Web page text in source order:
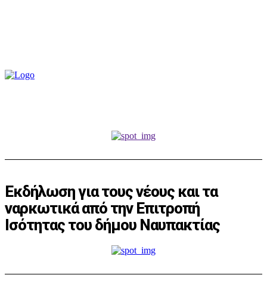
Εκδήλωση για τους νέους και τα
ναρκωτικά από την Επιτροπή
Ισότητας του δήμου Ναυπακτίας